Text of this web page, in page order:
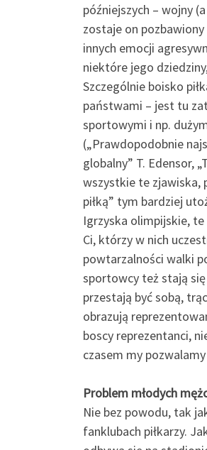
późniejszych – wojny
zostaje on
innych emocji
niektóre jego
Szczególnie boisko
państwami – jest tu
sportowymi i np.
(„Prawdopodobnie
globalny” T. Edensor,
wszystkie te zjawiska,
piłką” tym bardziej
Igrzyska olimpijskie,
Ci, którzy w nich
powtarzalności walki
sportowcy też stają
przestają być sobą,
obrazują
boscy reprezentanci,
czasem my
Problem młodych
Nie bez powodu, tak
fanklubach piłkarzy.